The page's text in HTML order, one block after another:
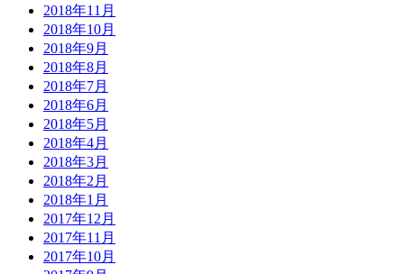
2018年11月
2018年10月
2018年9月
2018年8月
2018年7月
2018年6月
2018年5月
2018年4月
2018年3月
2018年2月
2018年1月
2017年12月
2017年11月
2017年10月